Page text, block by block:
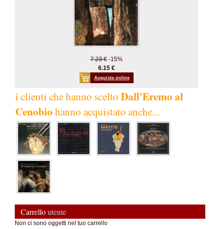
7.23 €-15%
6.15 €
Acquista online
i clienti che hanno scelto Dall'Eremo al
Cenobio hanno acquistato anche...
Carrelloutente
Non ci sono oggetti nel tuo carrello